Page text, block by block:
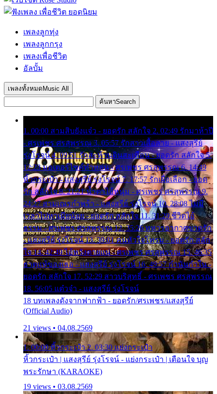
เพลงลูกทุ่ง
เพลงลูกกรุง
เพลงเพื่อชีวิต
อัลบั้ม
เพลงทั้งหมด Music All
ค้นหาSearch
1. 00:00 สามสิบยังแจ๋ว - ยอดรัก สลักใจ 2. 02:49 รักมาห้าปี
- ศรเพชร ศรสุพรรณ 3. 05:57 รักสาวเสื้อลาย - แสงสุรีย์
รุ่งโรจน์ 4. 09:51 รักสะท้านดินสะเทือน - ยอดรัก สลักใจ 5.
12:23 มอเตอร์ไซค์ทำหล่น - ศรเพชร ศรสุพรรณ 6. 14:49
หิ้วกระเป๋า - แสงสุรีย์ รุ่งโรจน์ 7. 17:57 รักเผื่อเลือก - ยอด
รัก สลักใจ 8. 21:21 น้ำตาไอ้หนุ่ม - ศรเพชร ศรสุพรรณ 9.
24:27 สามเณรกำพร้า - แสงสุรีย์ รุ่งโรจน์ 10. 28:08 ไม่มี
เวลาไปหาเมียน้อย - ยอดรัก สลักใจ 11. 31:29 ชีวิตไอ้
ธรรม - ศรเพชร ศรสุพรรณ 12. 35:26 ทหารอากาศขาดรัก
- แสงสุรีย์ รุ่งโรจน์ 13. 39:01 คนหัวใจโทรม - ยอดรัก สลัก
ใจ 14. 42:49 ไอ้หวังตายแน่ - ศรเพชร ศรสุพรรณ 15. 46:35
ธาตุแท้ของเธอ - แสงสุรีย์ รุ่งโรจน์ 16. 49:57 กำนันกำใน -
ยอดรัก สลักใจ 17. 52:29 สาวบริสุทธิ์ - ศรเพชร ศรสุพรรณ
18. 56:05 แต๋วจ๋า - แสงสุรีย์ รุ่งโรจน์
18 บทเพลงดังจากฟากฟ้า - ยอดรัก/ศรเพชร/แสงสุรีย์
(Official Audio)
21 views • 04.08.2569
1. 00:00 หิ้วกระเป๋า 2. 03:30 แย่งกระเป๋า
หิ้วกระเป๋า | แสงสุรีย์ รุ่งโรจน์ - แย่งกระเป๋า | เตือนใจ บุญ
พระรักษา (KARAOKE)
19 views • 03.08.2569